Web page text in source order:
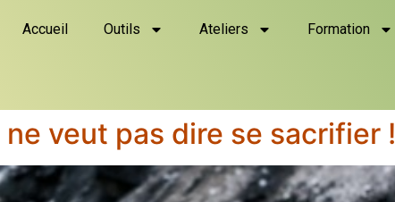
Accueil Outils Ateliers Formation
veut pas dire se sacrifier !